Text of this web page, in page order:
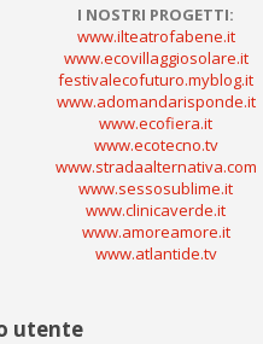
I NOSTRI PROGETTI:
www.ilteatrofabene.it
www.ecovillaggiosolare.it
festivalecofuturo.myblog.it
www.adomandarisponde.it
www.ecofiera.it
www.ecotecno.tv
www.stradaalternativa.com
www.sessosublime.it
www.clinicaverde.it
www.amoreamore.it
www.atlantide.tv
utente